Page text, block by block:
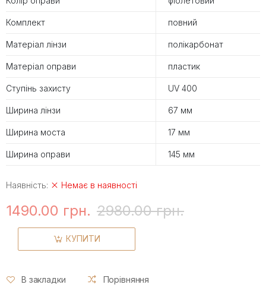
Комплект повний
Матеріал лінзи полікарбонат
Матеріал оправи пластик
Ступінь захисту UV 400
Ширина лінзи 67 мм
Ширина моста 17 мм
Ширина оправи 145 мм
Наявність: Немає в наявності
1490.00 грн. 2980.00 грн.
КУПИТИ
В закладки Порівняння